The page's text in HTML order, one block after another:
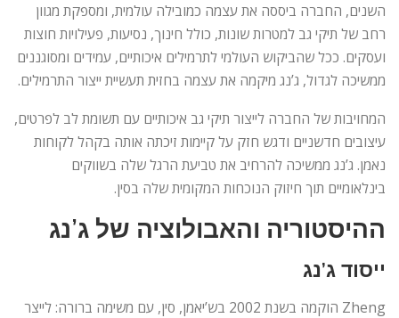
השנים, החברה ביססה את עצמה כמובילה עולמית, ומספקת מגוון
רחב של תיקי גב למטרות שונות, כולל חינוך, נסיעות, פעילויות חוצות
ועסקים. ככל שהביקוש העולמי לתרמילים איכותיים, עמידים ומסוגננים
ממשיכה לגדול, ג’נג מיקמה את עצמה בחזית תעשיית ייצור התרמילים.
המחויבות של החברה לייצור תיקי גב איכותיים עם תשומת לב לפרטים,
עיצובים חדשניים ודגש חזק על קיימות זיכתה אותה בקהל לקוחות
נאמן. ג’נג ממשיכה להרחיב את טביעת הרגל שלה בשווקים
בינלאומיים תוך חיזוק הנוכחות המקומית שלה בסין.
ההיסטוריה והאבולוציה של ג’נג
ייסוד ג’נג
Zheng הוקמה בשנת 2002 בש’יאמן, סין, עם משימה ברורה: לייצר